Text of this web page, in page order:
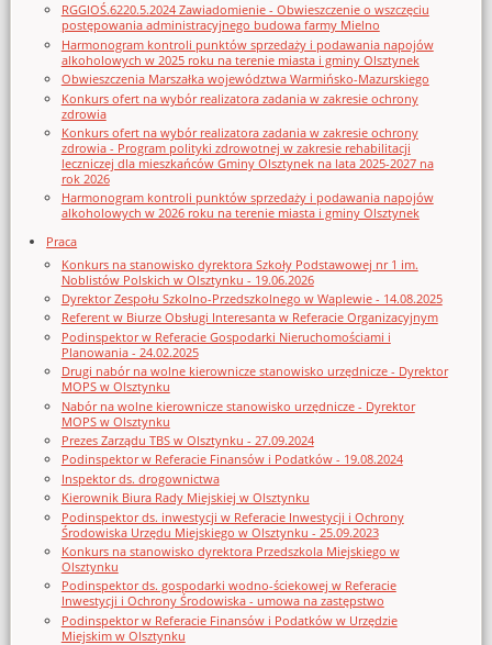
RGGIOŚ.6220.5.2024 Zawiadomienie - Obwieszczenie o wszczęciu
postępowania administracyjnego budowa farmy Mielno
Harmonogram kontroli punktów sprzedaży i podawania napojów
alkoholowych w 2025 roku na terenie miasta i gminy Olsztynek
Obwieszczenia Marszałka województwa Warmińsko-Mazurskiego
Konkurs ofert na wybór realizatora zadania w zakresie ochrony
zdrowia
Konkurs ofert na wybór realizatora zadania w zakresie ochrony
zdrowia - Program polityki zdrowotnej w zakresie rehabilitacji
leczniczej dla mieszkańców Gminy Olsztynek na lata 2025-2027 na
rok 2026
Harmonogram kontroli punktów sprzedaży i podawania napojów
alkoholowych w 2026 roku na terenie miasta i gminy Olsztynek
Praca
Konkurs na stanowisko dyrektora Szkoły Podstawowej nr 1 im.
Noblistów Polskich w Olsztynku - 19.06.2026
Dyrektor Zespołu Szkolno-Przedszkolnego w Waplewie - 14.08.2025
Referent w Biurze Obsługi Interesanta w Referacie Organizacyjnym
Podinspektor w Referacie Gospodarki Nieruchomościami i
Planowania - 24.02.2025
Drugi nabór na wolne kierownicze stanowisko urzędnicze - Dyrektor
MOPS w Olsztynku
Nabór na wolne kierownicze stanowisko urzędnicze - Dyrektor
MOPS w Olsztynku
Prezes Zarządu TBS w Olsztynku - 27.09.2024
Podinspektor w Referacie Finansów i Podatków - 19.08.2024
Inspektor ds. drogownictwa
Kierownik Biura Rady Miejskiej w Olsztynku
Podinspektor ds. inwestycji w Referacie Inwestycji i Ochrony
Środowiska Urzędu Miejskiego w Olsztynku - 25.09.2023
Konkurs na stanowisko dyrektora Przedszkola Miejskiego w
Olsztynku
Podinspektor ds. gospodarki wodno-ściekowej w Referacie
Inwestycji i Ochrony Środowiska - umowa na zastępstwo
Podinspektor w Referacie Finansów i Podatków w Urzędzie
Miejskim w Olsztynku